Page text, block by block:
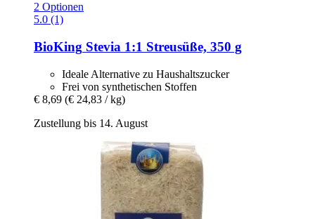
2 Optionen
5.0 (1)
BioKing Stevia 1:1 Streusüße, 350 g
Ideale Alternative zu Haushaltszucker
Frei von synthetischen Stoffen
€ 8,69 (€ 24,83 / kg)
Zustellung bis 14. August